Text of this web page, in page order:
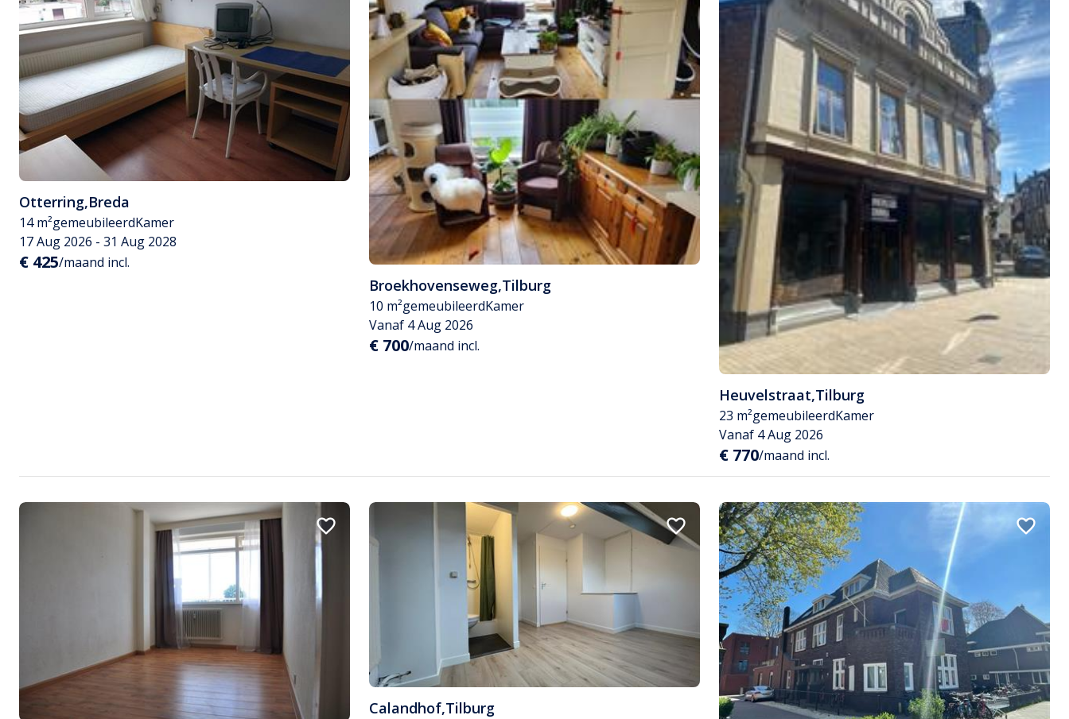
Otterring,Breda
14 m²gemeubileerdKamer
17 Aug 2026 - 31 Aug 2028
€ 425/maand incl.
Broekhovenseweg,Tilburg
10 m²gemeubileerdKamer
Vanaf 4 Aug 2026
€ 700/maand incl.
Heuvelstraat,Tilburg
23 m²gemeubileerdKamer
Vanaf 4 Aug 2026
€ 770/maand incl.
Calandhof,Tilburg